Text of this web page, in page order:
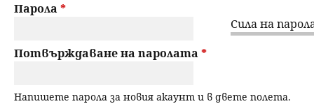
b
Сила на
Парола *
Потвърждаване на паролата *
Напишете парола за новия акаунт и в двете полета.